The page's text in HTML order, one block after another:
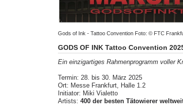
Gods of Ink - Tattoo Convention Foto: © FTC
GODS OF INK Tattoo Convention
Ein einzigartiges Rahmenprogramm voller
Termin: 28. bis 30. März 2025
Ort: Messe Frankfurt, Halle 1.2
Initiator: Miki Vialetto
Artists: 400 der besten Tätowierer